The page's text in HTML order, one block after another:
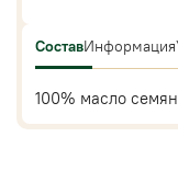
СоставИнформация
100% масло